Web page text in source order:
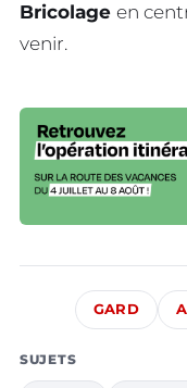
Bricolage en
venir.
GARD
SUJETS